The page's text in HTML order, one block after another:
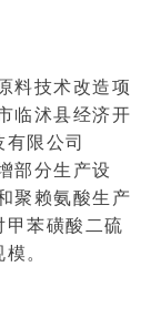
料技术改造项
临沭县经济开
限公司
部分生产设
聚赖氨酸生产
甲苯磺酸二硫
。